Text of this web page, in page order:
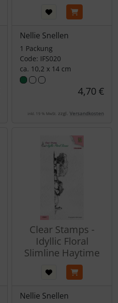
Nellie Snellen
1 Packung
Code: IFS020
ca. 10,2 x 14 cm
4,70 €
inkl. 19 % MwSt. zzgl. Versandkosten
Clear Stamps -
Idyllic Floral
Slimline Haytime
Nellie Snellen